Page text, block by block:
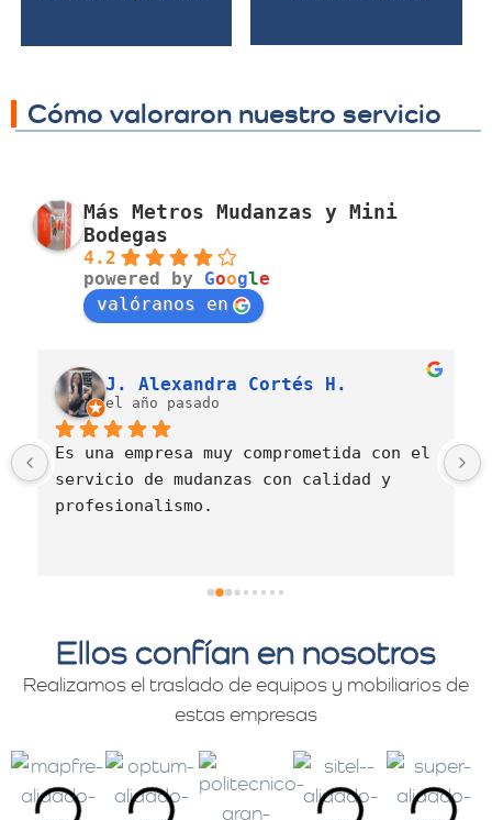
Cómo valoraron nuestro servicio
Más Metros Mudanzas y Mini
Bodegas
4.2
powered by Google
valóranos en
J. Alexandra Cortés H.
el año pasado
Es una empresa muy comprometida con el
servicio de mudanzas con calidad y
profesionalismo.
Ellos confían en nosotros
Realizamos el traslado de equipos y mobiliarios de
estas empresas